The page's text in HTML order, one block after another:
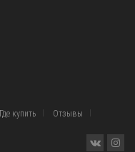
Где купить
Отзывы